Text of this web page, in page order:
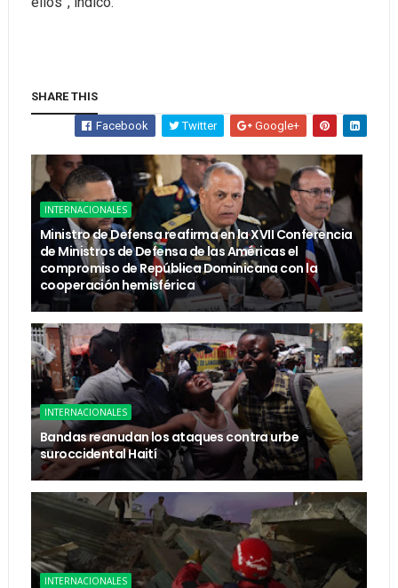
SHARE THIS
Facebook Twitter Google+
INTERNACIONALES
Ministro de Defensa reafirma en la XVII Conferencia
de Ministros de Defensa de las Américas el
compromiso de República Dominicana con la
cooperación hemisférica
INTERNACIONALES
Bandas reanudan los ataques contra urbe
suroccidental Haití
INTERNACIONALES